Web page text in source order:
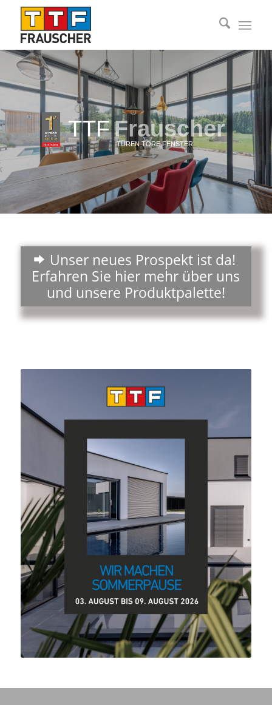
TTFFrauscher
TÜREN TORE FENSTER
Unser neues Prospekt ist da!
Erfahren Sie hier mehr über uns
und unsere Produktpalette!